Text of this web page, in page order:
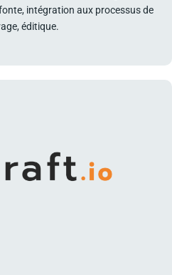
intégration aux processus de
éditique.